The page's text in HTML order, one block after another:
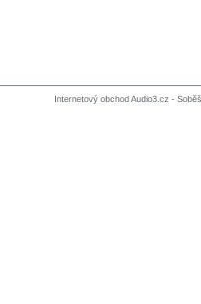
Internetový obchod Audio3.cz -